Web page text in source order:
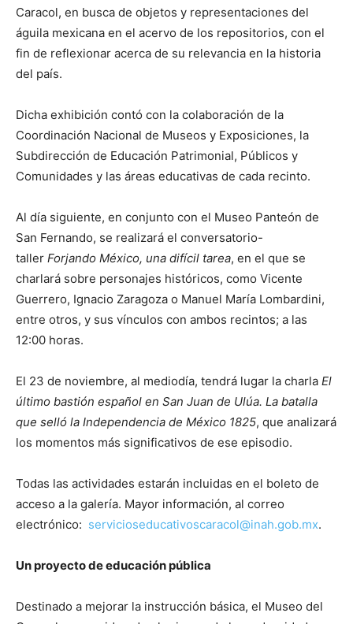
Caracol, en busca de objetos y representaciones del
águila mexicana en el acervo de los repositorios, con el
fin de reflexionar acerca de su relevancia en la historia
del país.
Dicha exhibición contó con la colaboración de la
Coordinación Nacional de Museos y Exposiciones, la
Subdirección de Educación Patrimonial, Públicos y
Comunidades y las áreas educativas de cada recinto.
Al día siguiente, en conjunto con el Museo Panteón de
San Fernando, se realizará el conversatorio-
taller Forjando México, una difícil tarea, en el que se
charlará sobre personajes históricos, como Vicente
Guerrero, Ignacio Zaragoza o Manuel María Lombardini,
entre otros, y sus vínculos con ambos recintos; a las
12:00 horas.
El 23 de noviembre, al mediodía, tendrá lugar la charla El
último bastión español en San Juan de Ulúa. La batalla
que selló la Independencia de México 1825, que analizará
los momentos más significativos de ese episodio.
Todas las actividades estarán incluidas en el boleto de
acceso a la galería. Mayor información, al correo
electrónico: servicioseducativoscaracol@inah.gob.mx.
Un proyecto de educación pública
Destinado a mejorar la instrucción básica, el Museo del